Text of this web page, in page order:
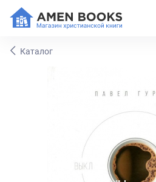
Каталог